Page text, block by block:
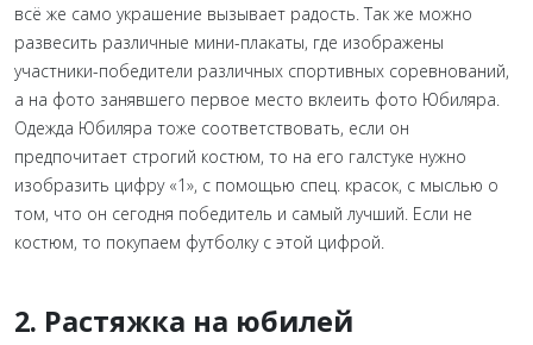
всё же само украшение вызывает радость. Так же можно
развесить различные мини-плакаты, где изображены
участники-победители различных спортивных соревнований,
а на фото занявшего первое место вклеить фото Юбиляра.
Одежда Юбиляра тоже соответствовать, если он
предпочитает строгий костюм, то на его галстуке нужно
изобразить цифру «1», с помощью спец. красок, с мыслью о
том, что он сегодня победитель и самый лучший. Если не
костюм, то покупаем футболку с этой цифрой.
2. Растяжка на юбилей